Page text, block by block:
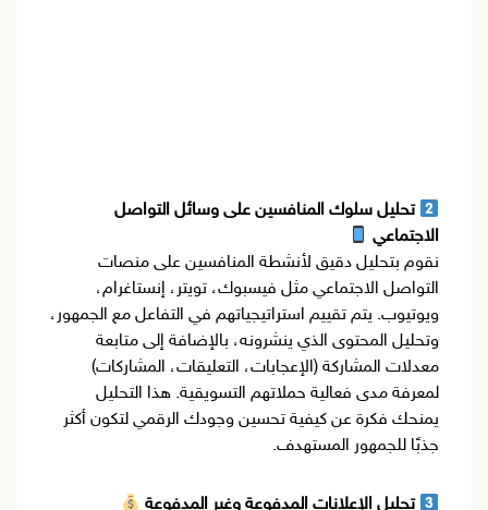
تحليل سلوك المنافسين على وسائل التواصل
الاجتماعي
نقوم بتحليل دقيق لأنشطة المنافسين على منصات
التواصل الاجتماعي مثل فيسبوك، تويتر، إنستاغرام،
ويوتيوب. يتم تقييم استراتيجياتهم في التفاعل مع الجمهور،
وتحليل المحتوى الذي ينشرونه، بالإضافة إلى متابعة
معدلات المشاركة (الإعجابات، التعليقات، المشاركات)
لمعرفة مدى فعالية حملاتهم التسويقية. هذا التحليل
يمنحك فكرة عن كيفية تحسين وجودك الرقمي لتكون أكثر
جذبًا للجمهور المستهدف.
تحليل الإعلانات المدفوعة وغير المدفوعة